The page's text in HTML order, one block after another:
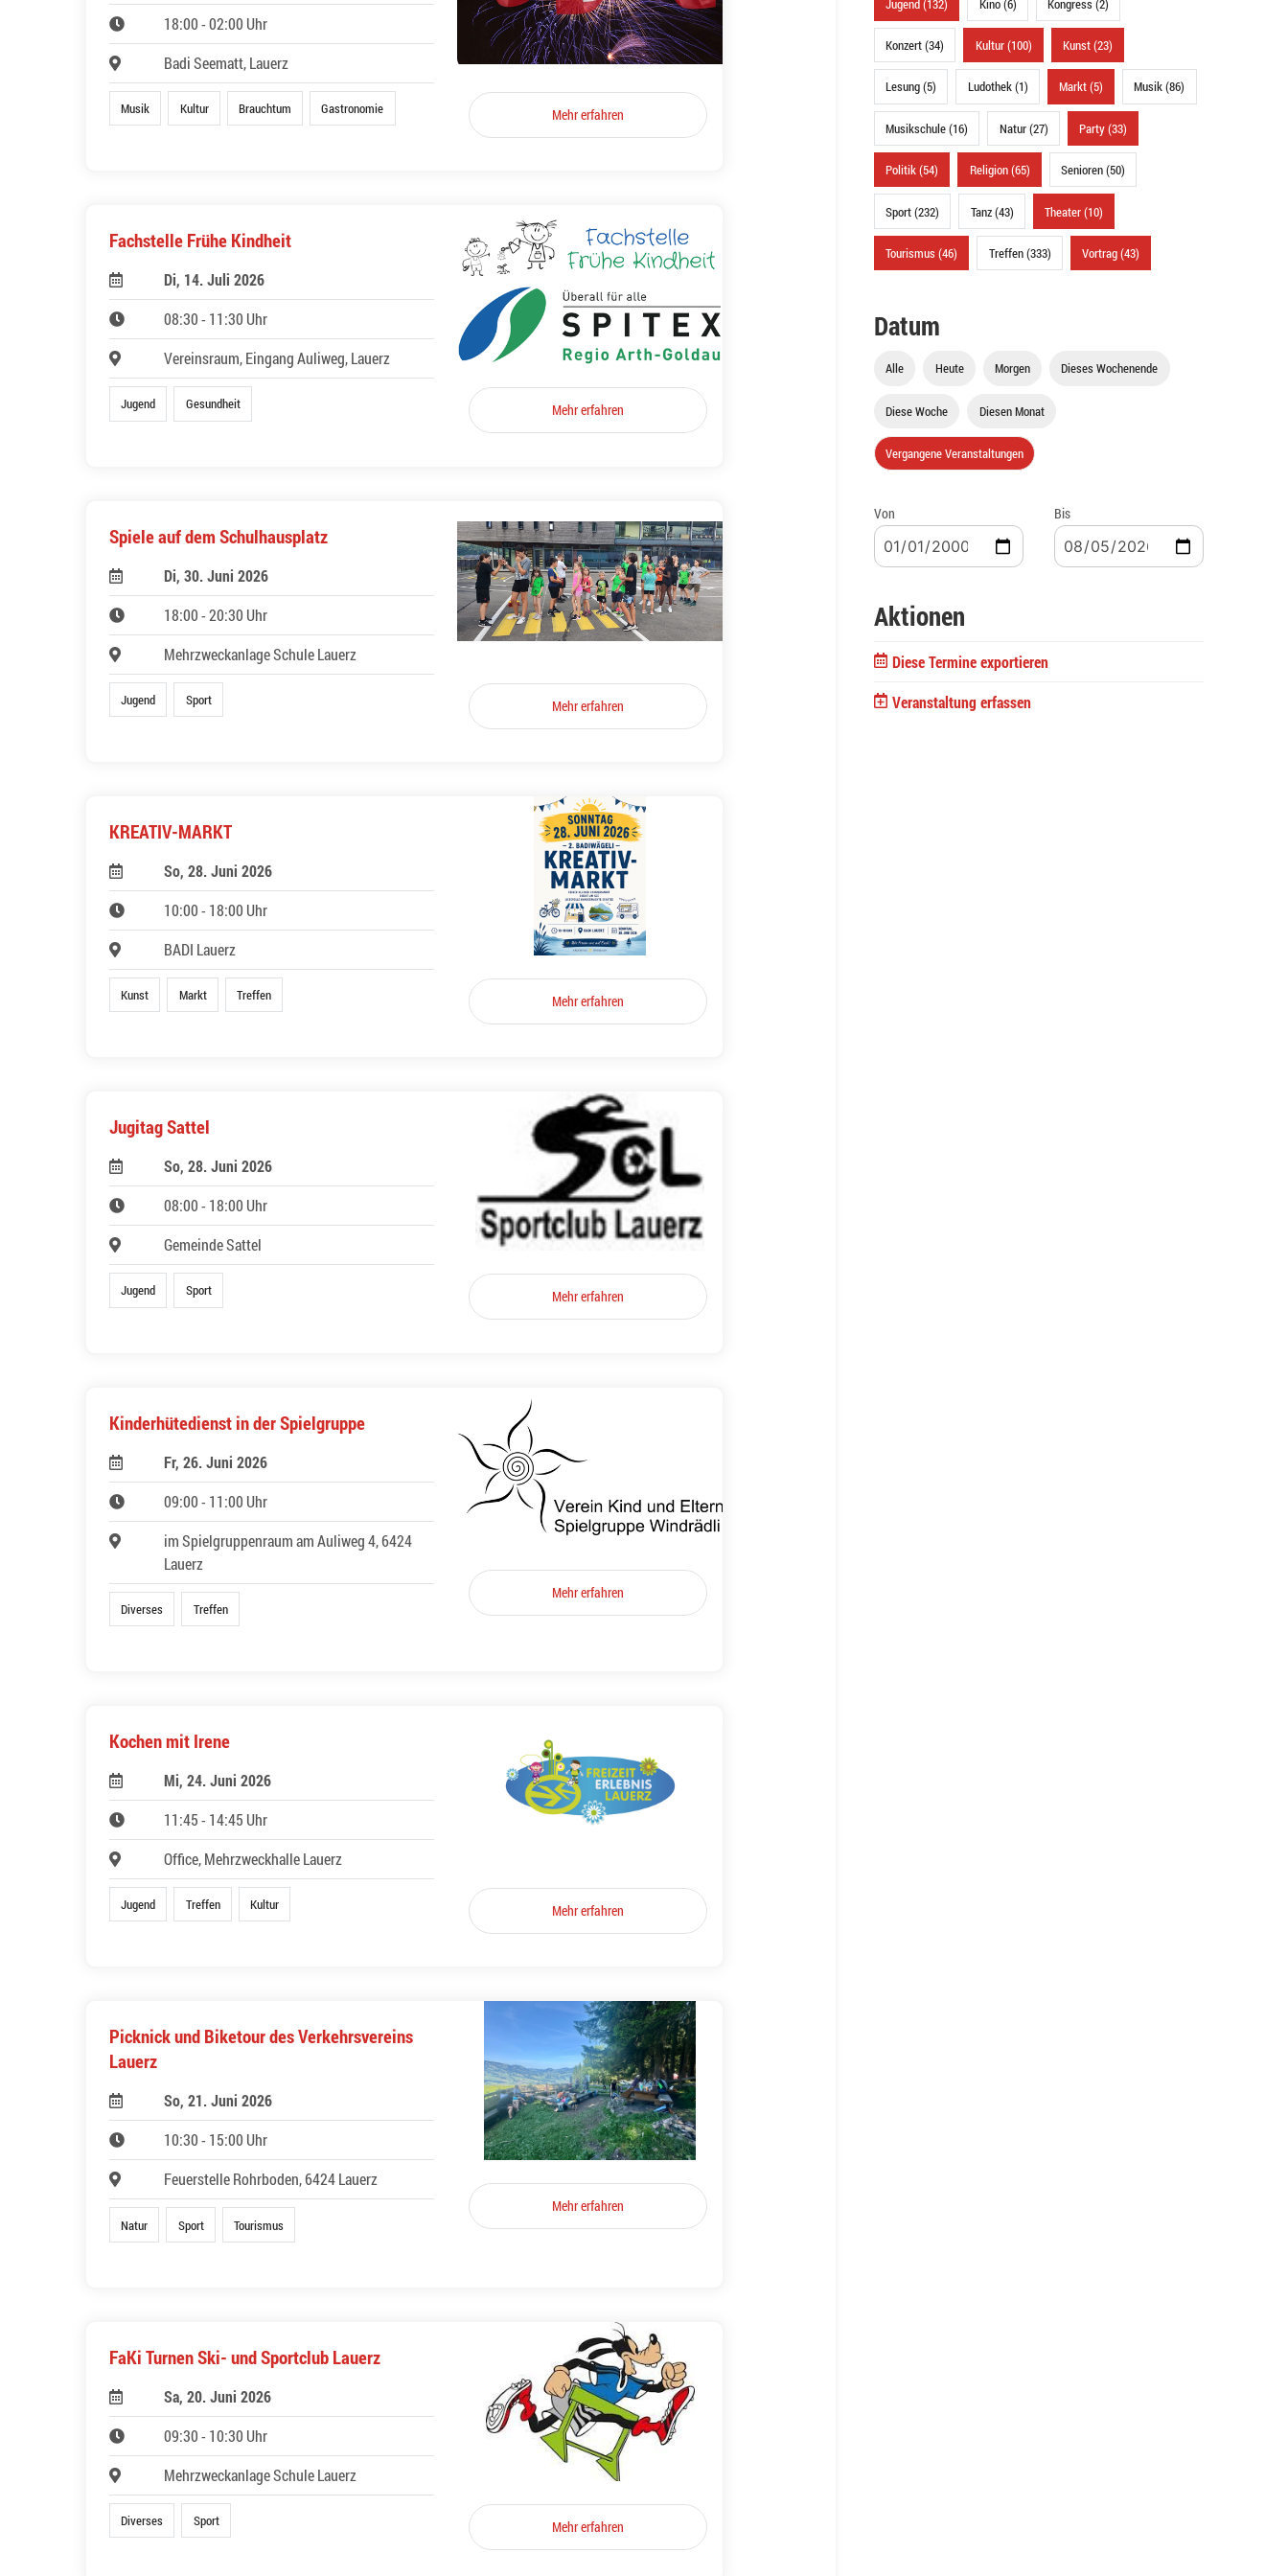
18:00 - 02:00 Uhr
Badi Seematt, Lauerz
Musik Kultur Brauchtum Gastronomie Mehr erfahren
Fachstelle Frühe Kindheit
Di, 14. Juli 2026
08:30 - 11:30 Uhr
Vereinsraum, Eingang Auliweg, Lauerz
Jugend Gesundheit Mehr erfahren
Spiele auf dem Schulhausplatz
Di, 30. Juni 2026
18:00 - 20:30 Uhr
Mehrzweckanlage Schule Lauerz
Jugend Sport Mehr erfahren
KREATIV-MARKT
So, 28. Juni 2026
10:00 - 18:00 Uhr
BADI Lauerz
Kunst Markt Treffen Mehr erfahren
Jugitag Sattel
So, 28. Juni 2026
08:00 - 18:00 Uhr
Gemeinde Sattel
Jugend Sport Mehr erfahren
Kinderhütedienst in der Spielgruppe
Fr, 26. Juni 2026
09:00 - 11:00 Uhr
im Spielgruppenraum am Auliweg 4, 6424
Lauerz
Diverses Treffen
Mehr erfahren
Kochen mit Irene
Mi, 24. Juni 2026
11:45 - 14:45 Uhr
Office, Mehrzweckhalle Lauerz
Jugend Treffen Kultur Mehr erfahren
Picknick und Biketour des Verkehrsvereins
Lauerz
So, 21. Juni 2026
10:30 - 15:00 Uhr
Feuerstelle Rohrboden, 6424 Lauerz
Natur Sport Tourismus
Mehr erfahren
FaKi Turnen Ski- und Sportclub Lauerz
Sa, 20. Juni 2026
09:30 - 10:30 Uhr
Mehrzweckanlage Schule Lauerz
Diverses Sport Mehr erfahren
Jugend (132) Kino (6) Kongress (2)
Konzert (34) Kultur (100) Kunst (23)
Lesung (5) Ludothek (1) Markt (5) Musik (86)
Musikschule (16) Natur (27) Party (33)
Politik (54) Religion (65) Senioren (50)
Sport (232) Tanz (43) Theater (10)
Tourismus (46) Treffen (333) Vortrag (43)
Datum
Alle Heute Morgen Dieses Wochenende
Diese Woche Diesen Monat
Vergangene Veranstaltungen
Von Bis
Aktionen
Diese Termine exportieren
Veranstaltung erfassen